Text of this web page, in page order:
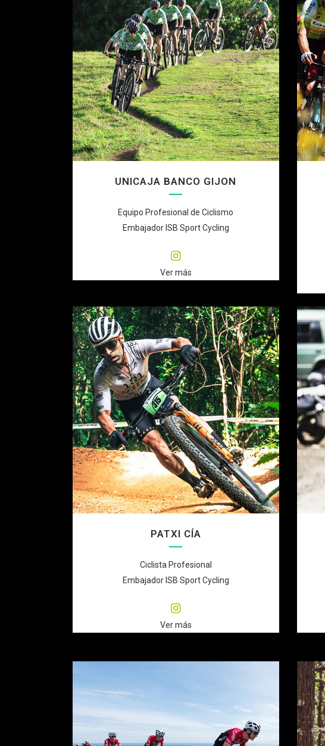
UNICAJA BANCO GIJON
Equipo Profesional de Ciclismo
Embajador ISB Sport Cycling
Ver más
PATXI CÍA
Ciclista Profesional
Embajador ISB Sport Cycling
Ver más